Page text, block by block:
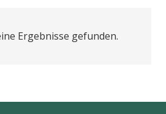
Ergebnisse gefunden.